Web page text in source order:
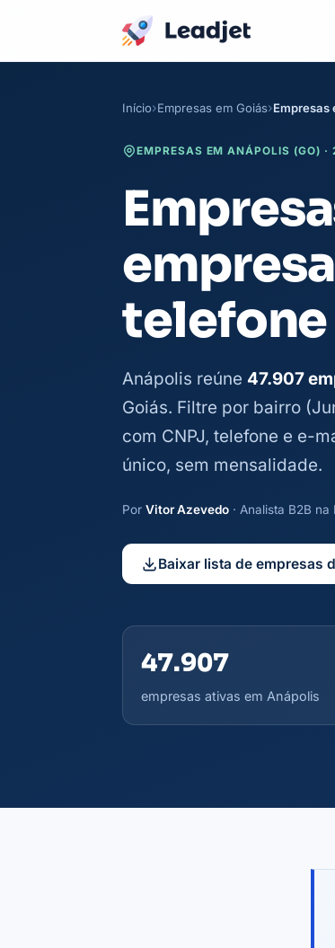
Início Empresas em Goiás Empresas
EMPRESAS EM ANÁPOLIS (GO) ·
telefone
Anápolis reúne 47.907
Goiás. Filtre por bairro
com CNPJ, telefone e e-
único, sem mensalidade.
Por Vitor Azevedo · Analista B2B
Baixar lista de empresas
47.907
empresas ativas em Anápolis